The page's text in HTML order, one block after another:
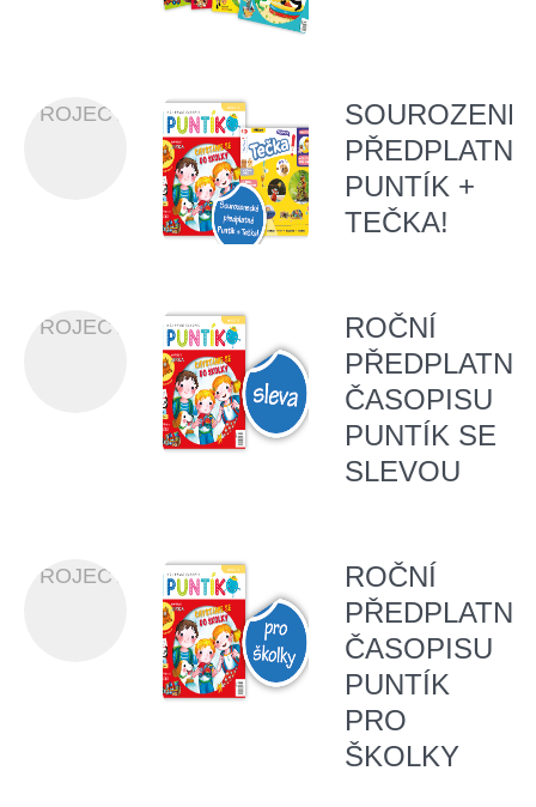
PROJECT
PŘEDPLATNÉ
PUNTÍK +
TEČKA!
PROJECT
ROČNÍ
PŘEDPLATNÉ
ČASOPISU
PUNTÍK SE
SLEVOU
PROJECT
ROČNÍ
PŘEDPLATNÉ
ČASOPISU
PUNTÍK
PRO
ŠKOLKY